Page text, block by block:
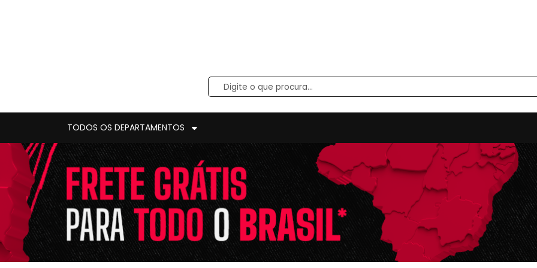
TODOS OS DEPARTAMENTOS